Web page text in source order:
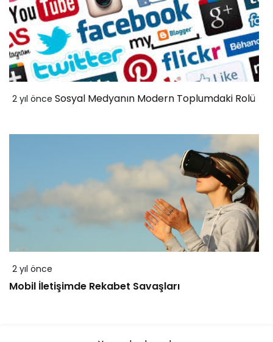
2 yıl önce Sosyal Medyanın Modern Toplumdaki Rolü
2 yıl önce
Mobil İletişimde Rekabet Savaşları